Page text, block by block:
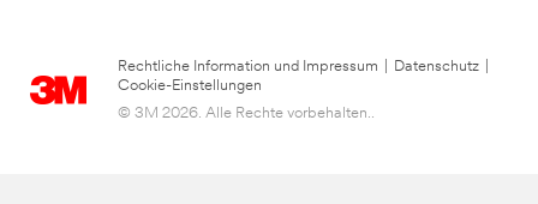
Rechtliche Information und Impressum Datenschutz
Cookie-Einstellungen
© 3M 2026. Alle Rechte vorbehalten..